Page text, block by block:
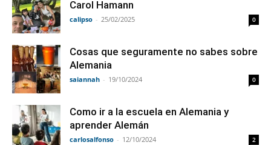
Carol Hamann
calipso - 25/02/2025 0
Cosas que seguramente no sabes sobre
Alemania
saiannah - 19/10/2024 0
Como ir a la escuela en Alemania y
aprender Alemán
carlosalfonso - 12/10/2024 2